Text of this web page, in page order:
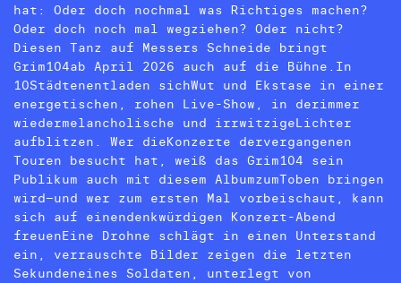
hat: Oder doch nochmal was Richtiges machen?
Oder doch noch mal wegziehen? Oder nicht?
Diesen Tanz auf Messers Schneide bringt
Grim104ab April 2026 auch auf die Bühne.In
10Städtenentladen sichWut und Ekstase in einer
energetischen, rohen Live-Show, in derimmer
wiedermelancholische und irrwitzigeLichter
aufblitzen. Wer dieKonzerte dervergangenen
Touren besucht hat, weiß das Grim104 sein
Publikum auch mit diesem AlbumzumToben bringen
wird–und wer zum ersten Mal vorbeischaut, kann
sich auf einendenkwürdigen Konzert-Abend
freuenEine Drohne schlägt in einen Unterstand
ein, verrauschte Bilder zeigen die letzten
Sekundeneines Soldaten, unterlegt von